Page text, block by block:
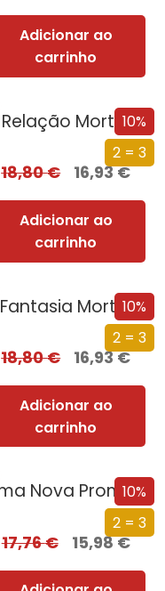
Adicionar ao
carrinho
10%
2 = 3
Relação Mortal
18,80€ 16,93€
Adicionar ao
carrinho
10%
2 = 3
Fantasia Mortal
18,80€ 16,93€
Adicionar ao
carrinho
10%
2 = 3
Uma Nova Promessa
17,76€ 15,98€